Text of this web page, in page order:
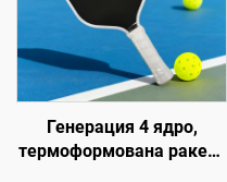
Генерация 4 ядро,
термоформована ракета